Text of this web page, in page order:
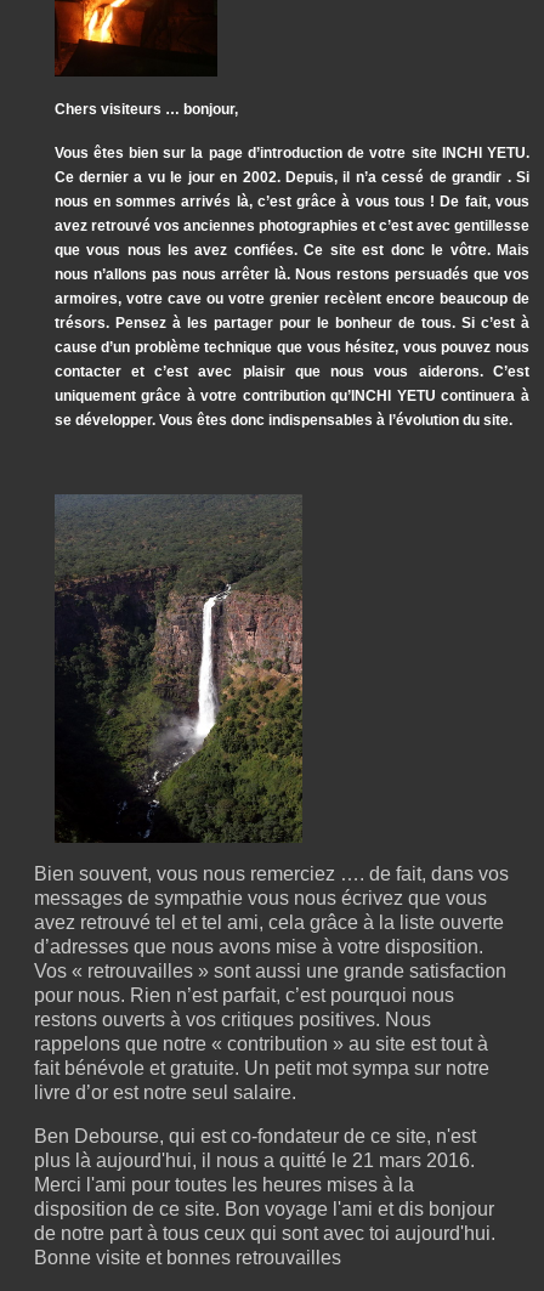
Chers visiteurs … bonjour,
Vous êtes bien sur la page d’introduction de votre site INCHI YETU.
Ce dernier a vu le jour en 2002. Depuis, il n’a cessé de grandir . Si
nous en sommes arrivés là, c’est grâce à vous tous ! De fait, vous
avez retrouvé vos anciennes photographies et c’est avec gentillesse
que vous nous les avez confiées. Ce site est donc le vôtre. Mais
nous n’allons pas nous arrêter là. Nous restons persuadés que vos
armoires, votre cave ou votre grenier recèlent encore beaucoup de
trésors. Pensez à les partager pour le bonheur de tous. Si c’est à
cause d’un problème technique que vous hésitez, vous pouvez nous
contacter et c’est avec plaisir que nous vous aiderons. C’est
uniquement grâce à votre contribution qu’INCHI YETU continuera à
se développer. Vous êtes donc indispensables à l’évolution du site.
Bien souvent, vous nous remerciez …. de fait, dans vos
messages de sympathie vous nous écrivez que vous
avez retrouvé tel et tel ami, cela grâce à la liste ouverte
d’adresses que nous avons mise à votre disposition.
Vos « retrouvailles » sont aussi une grande satisfaction
pour nous. Rien n’est parfait, c’est pourquoi nous
restons ouverts à vos critiques positives. Nous
rappelons que notre « contribution » au site est tout à
fait bénévole et gratuite. Un petit mot sympa sur notre
livre d’or est notre seul salaire.
Ben Debourse, qui est co-fondateur de ce site, n'est
plus là aujourd'hui, il nous a quitté le 21 mars 2016.
Merci l'ami pour toutes les heures mises à la
disposition de ce site. Bon voyage l'ami et dis bonjour
de notre part à tous ceux qui sont avec toi aujourd'hui.
Bonne visite et bonnes retrouvailles